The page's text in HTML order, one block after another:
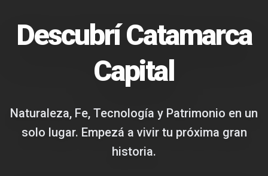
Descubrí Catamarca
Capital
Naturaleza, Fe, Tecnología y Patrimonio en un
solo lugar. Empezá a vivir tu próxima gran
historia.